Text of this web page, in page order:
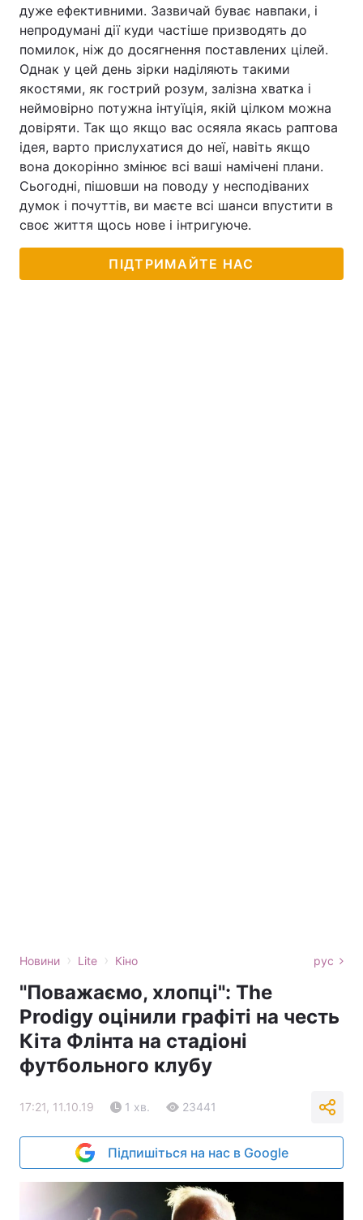
дуже ефективними. Зазвичай буває навпаки, і
непродумані дії куди частіше призводять до
помилок, ніж до досягнення поставлених цілей.
Однак у цей день зірки наділяють такими
якостями, як гострий розум, залізна хватка і
неймовірно потужна інтуїція, якій цілком можна
довіряти. Так що якщо вас осяяла якась раптова
ідея, варто прислухатися до неї, навіть якщо
вона докорінно змінює всі ваші намічені плани.
Сьогодні, пішовши на поводу у несподіваних
думок і почуттів, ви маєте всі шанси впустити в
своє життя щось нове і інтригуюче.
ПІДТРИМАЙТЕ НАС
Новини › Lite › Кіно рус
"Поважаємо, хлопці": The
Prodigy оцінили графіті на честь
Кіта Флінта на стадіоні
футбольного клубу
17:21, 11.10.19 1 хв. 23441
Підпишіться на нас в Google